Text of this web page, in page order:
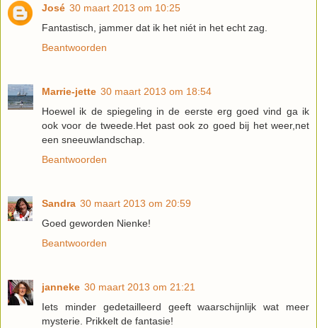
José 30 maart 2013 om 10:25
Fantastisch, jammer dat ik het niét in het echt zag.
Beantwoorden
Marrie-jette 30 maart 2013 om 18:54
Hoewel ik de spiegeling in de eerste erg goed vind ga ik
ook voor de tweede.Het past ook zo goed bij het weer,net
een sneeuwlandschap.
Beantwoorden
Sandra 30 maart 2013 om 20:59
Goed geworden Nienke!
Beantwoorden
janneke 30 maart 2013 om 21:21
Iets minder gedetailleerd geeft waarschijnlijk wat meer
mysterie. Prikkelt de fantasie!